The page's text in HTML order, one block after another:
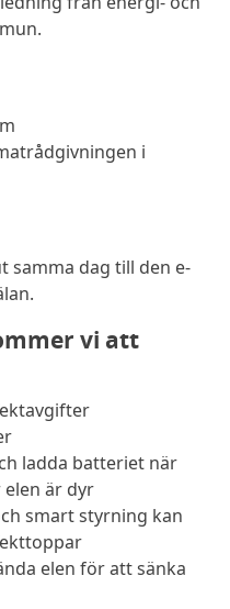
i
samma dag till den e-
vi att
ladda batteriet när
elen är dyr
smart styrning kan
elen för att sänka